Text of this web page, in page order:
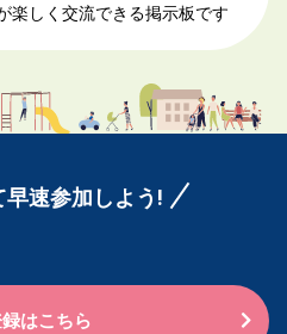
楽しく交流できる掲示板です
速参加しよう!
はこちら